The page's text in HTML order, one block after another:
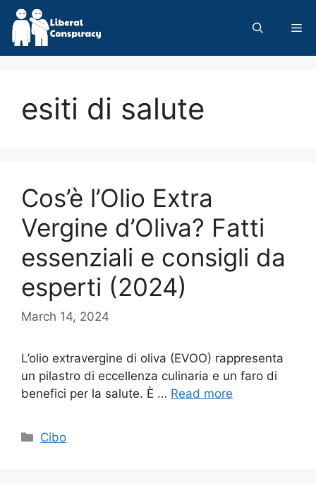
Skip
content
esiti di salute
Cos’è l’Olio Extra
Vergine d’Oliva? Fatti
essenziali e consigli da
esperti (2024)
March 14, 2024
L’olio extravergine di oliva (EVOO) rappresenta
un pilastro di eccellenza culinaria e un faro di
benefici per la salute. È … Read more
Categories
Cibo